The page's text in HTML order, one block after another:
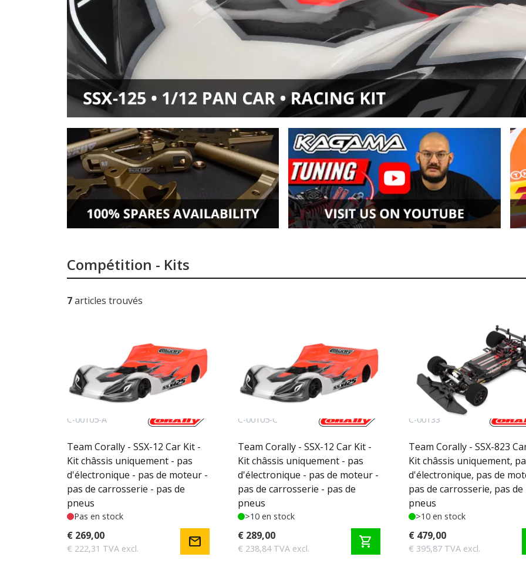
Compétition - Kits
7articles trouvés
C-00105-A
Team Corally - SSX-12 Car Kit -
Kit châssis uniquement - pas
d'électronique - pas de moteur -
pas de carrosserie - pas de
pneus
Pas en stock
€ 269,00
€ 222,31 TVA excl. mail
C-00105-C
Team Corally - SSX-12 Car Kit -
Kit châssis uniquement - pas
d'électronique - pas de moteur -
pas de carrosserie - pas de
pneus
>10 en stock
€ 289,00
€ 238,84 TVA excl. shopping_cart
C-00133
Team Corally - SSX-823
Kit châssis uniquement,
d'électronique, pas de
pas de carrosserie, pas de
pneus
>10 en stock
€ 479,00
€ 395,87 TVA excl.